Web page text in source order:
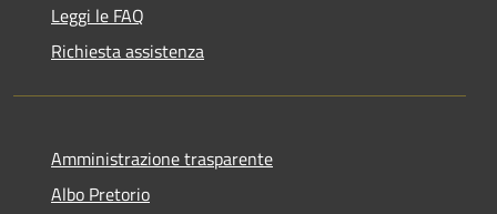
Leggi le FAQ
Richiesta assistenza
Amministrazione trasparente
Albo Pretorio